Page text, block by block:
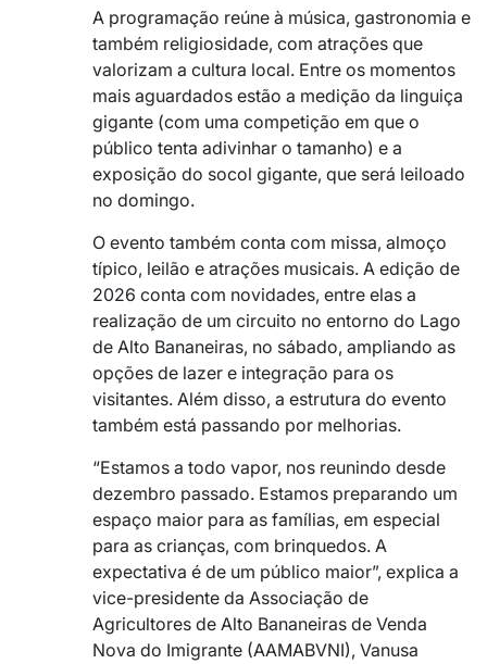
A programação reúne à música, gastronomia e
também religiosidade, com atrações que
valorizam a cultura local. Entre os momentos
mais aguardados estão a medição da linguiça
gigante (com uma competição em que o
público tenta adivinhar o tamanho) e a
exposição do socol gigante, que será leiloado
no domingo.
O evento também conta com missa, almoço
típico, leilão e atrações musicais. A edição de
2026 conta com novidades, entre elas a
realização de um circuito no entorno do Lago
de Alto Bananeiras, no sábado, ampliando as
opções de lazer e integração para os
visitantes. Além disso, a estrutura do evento
também está passando por melhorias.
“Estamos a todo vapor, nos reunindo desde
dezembro passado. Estamos preparando um
espaço maior para as famílias, em especial
para as crianças, com brinquedos. A
expectativa é de um público maior”, explica a
vice-presidente da Associação de
Agricultores de Alto Bananeiras de Venda
Nova do Imigrante (AAMABVNI), Vanusa